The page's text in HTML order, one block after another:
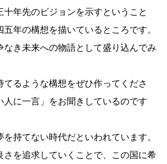
年先のビジョンを示すということ
年の構想を描いているところです。
なき未来への物語として盛り込んでみ
てるような構想をぜひ作ってくださ
人に一言」をお聞きしているのです
持てない時代だといわれています。
さを追求していくことで、この国に希